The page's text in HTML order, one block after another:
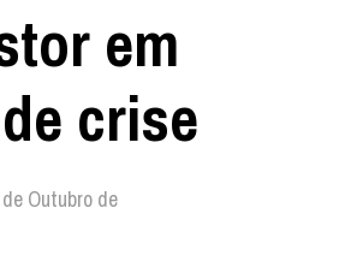
em
crise
Outubro de